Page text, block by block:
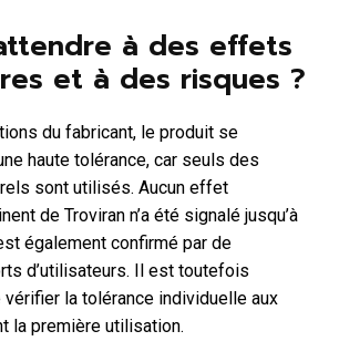
à des effets
et à des risques ?
du fabricant, le produit se
haute tolérance, car seuls des
sont utilisés. Aucun effet
de Troviran n’a été signalé jusqu’à
également confirmé par de
d’utilisateurs. Il est toutefois
vérifier la tolérance individuelle aux
la première utilisation.